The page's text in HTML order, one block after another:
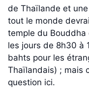
de Thaïlande et
tout le monde
temple du Bouddha
les jours de 8h30 à
bahts pour les
Thaïlandais) ; mais
question ici.